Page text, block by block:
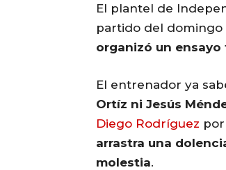
El plantel de
partido del domingo
organizó un
El entrenador ya
Ortíz ni Jesús
Diego Rodríguez
arrastra una
molestia.